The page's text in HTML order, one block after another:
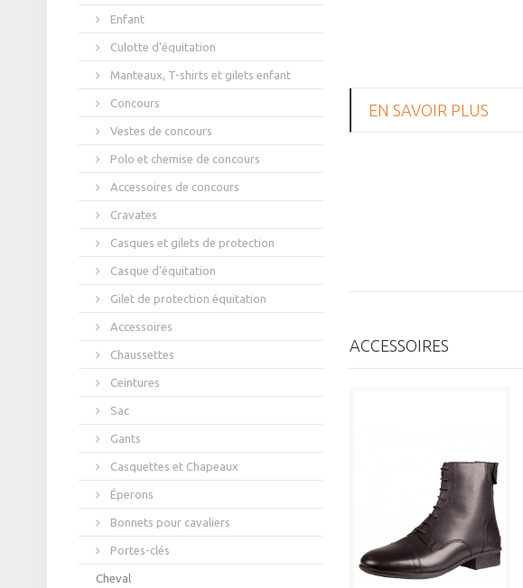
EN SAVOIR PLUS
ACCESSOIRES
Enfant
Culotte d'équitation
Manteaux, T-shirts et gilets enfant
Concours
Vestes de concours
Polo et chemise de concours
Accessoires de concours
Cravates
Casques et gilets de protection
Casque d'équitation
Gilet de protection équitation
Accessoires
Chaussettes
Ceintures
Sac
Gants
Casquettes et Chapeaux
Éperons
Bonnets pour cavaliers
Portes-clés
Cheval